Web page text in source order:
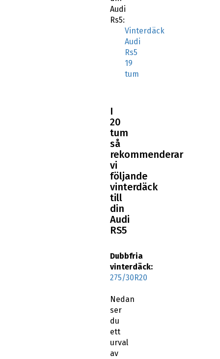
Audi
Rs5:
Vinterdäck
Audi
Rs5
19
tum
I
20
tum
så
rekommenderar
vi
följande
vinterdäck
till
din
Audi
RS5
Dubbfria
vinterdäck:
275/30R20
Nedan
ser
du
ett
urval
av